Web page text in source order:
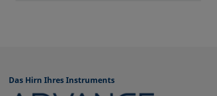
Das Hirn Ihres Instruments